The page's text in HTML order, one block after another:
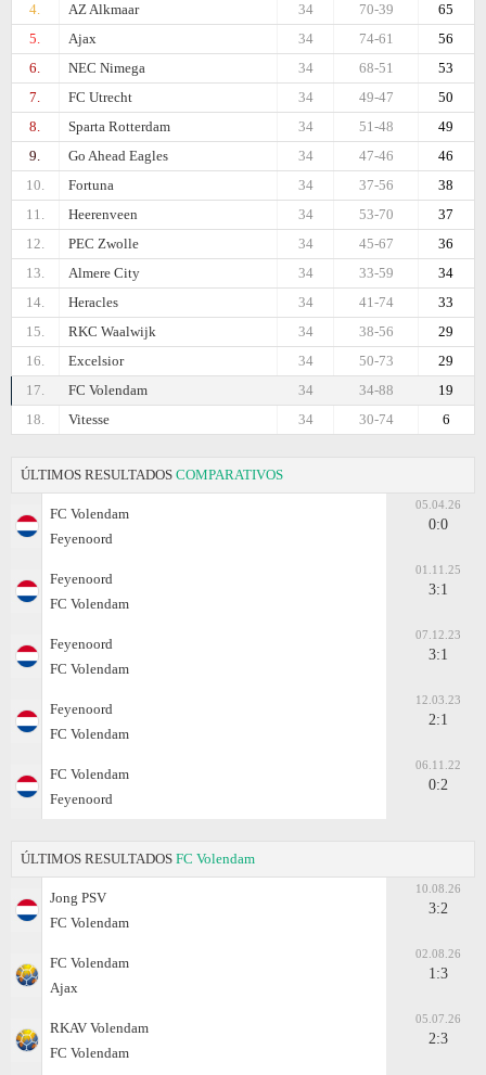
4. AZ Alkmaar 65
70-39
34
5.
Ajax 56
74-61
34
6.
NEC Nimega 53
68-51
34
7.
FC Utrecht 50
49-47
34
8.
Sparta Rotterdam 49
51-48
34
9.
Go Ahead Eagles 46
47-46
34
10.
Fortuna 38
37-56
34
11.
Heerenveen 37
53-70
34
12.
PEC Zwolle 36
45-67
34
13.
Almere City 34
33-59
34
14.
Heracles 33
41-74
34
15.
RKC Waalwijk 29
38-56
34
16.
Excelsior 29
50-73
34
17.
FC Volendam 19
34-88
34
18.
Vitesse 6
30-74
34
ÚLTIMOS RESULTADOS COMPARATIVOS
FC Volendam
Feyenoord
05.04.26
0:0
Feyenoord
FC Volendam
01.11.25
3:1
Feyenoord
FC Volendam
07.12.23
3:1
Feyenoord
FC Volendam
12.03.23
2:1
FC Volendam
Feyenoord
06.11.22
0:2
ÚLTIMOS RESULTADOS FC Volendam
Jong PSV
FC Volendam
10.08.26
3:2
FC Volendam
Ajax
02.08.26
1:3
RKAV Volendam
FC Volendam
05.07.26
2:3